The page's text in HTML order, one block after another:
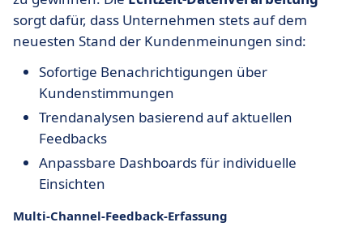
sorgt dafür, dass Unternehmen stets auf dem
neuesten Stand der Kundenmeinungen sind:
Sofortige Benachrichtigungen über
Kundenstimmungen
Trendanalysen basierend auf aktuellen
Feedbacks
Anpassbare Dashboards für individuelle
Einsichten
Multi-Channel-Feedback-Erfassung